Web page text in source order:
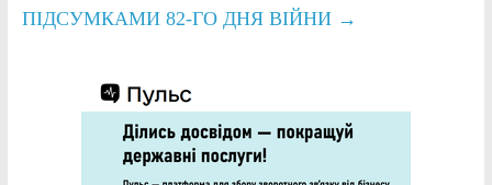
ПІДСУМКАМИ 82-ГО ДНЯ ВІЙНИ →